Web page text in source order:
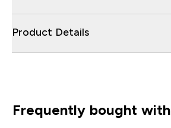
Product Details
Frequently bought with